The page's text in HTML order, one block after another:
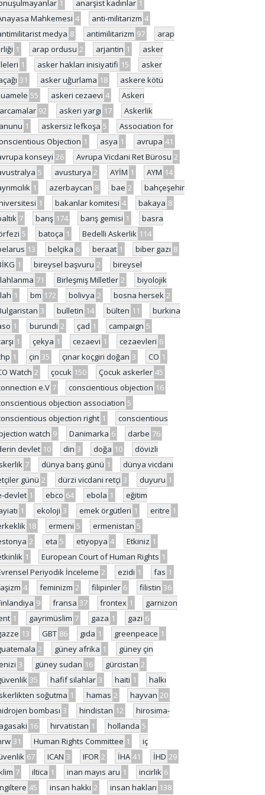
1 anarşist kadınlar 1
Mahkemesi 4 anti-militarizm 4
medya 8 antimilitarizm 97
arap
1 arap ordusu 2 arjantin 1
asker
1 asker hakları inisiyatifi 15
asker
31 asker uğurlama 18
askere kötü
55 askeri cezaevi 4
Askeri
92 askeri yargı 17
Askerlik
1 askersiz lefkoşa 5
Association for
Objection 1 asya 1 avrupa 41
konseyi 26 Avrupa Vicdani Ret Bürosu 2
5 avusturya 2 AYİM 1 AYM 14
1 azerbaycan 8 bae 2
bahçeşehir
1 bakanlar komitesi 4 bakaya 8
7 barış 174 barış gemisi 1
basra
5 batoça 1 Bedelli Askerlik 114
13 belçika 6 beraat 1 biber gazı 8
1 bireysel başvuru 2
bireysel
71 Birleşmiş Milletler 2
biyolojik
1 bm 172 bolivya 2 bosna hersek 2
3 bulletin 14 bülten 11
burkina
1 burundi 2 çad 1 campaign 5
1 çekya 1 cezaevi 1 cezaevleri 6
1 çin 35 çınar koçgiri doğan 3 CO 1
Watch 2 çocuk 150 Çocuk askerler 45
e.V 7 conscientious objection 16
objection association 5
objection right 1
conscientious
watch 9 Danimarka 6 darbe 76
devlet 10 din 3 doğa 10
dövizli
7 dünya barış günü 1
dünya vicdani
günü 2 dürzi vicdani retçi 3 duyuru 1
devlet 1 ebco 64 ebola 1
eğitim
1 ekoloji 3 emek örgütleri 1 eritre 1
18 ermeni 5 ermenistan 5
2 eta 5 etiyopya 4 Etkiniz 1
1 European Court of Human Rights 1
Periyodik İnceleme 2 ezidi 1 fas 1
4 feminizm 2 filipinler 6 filistin 36
9 fransa 37 frontex 1
garnizon
1 gayrimüslim 7 gaza 1 gazi 6
13 GBT 86 gıda 1 greenpeace 1
2 güney afrika 1
güney çin
3 güney sudan 16 gürcistan 2
35 hafif silahlar 3 haiti 1
halkı
soğutma 1 hamas 2 hayvan 20
bombası 3 hindistan 12
hirosima-
16 hırvatistan 1 hollanda 5
31 Human Rights Committee 1
iç
67 ICAN 3 IFOR 2 İHA 41 İHD 29
7 iltica 1 inan mayıs aru 1 incirlik 6
45 insan hakkı 2 insan hakları 138